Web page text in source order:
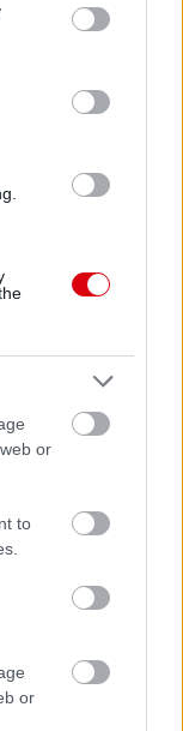
You may click to
party tags to
in below Google
or
to
or